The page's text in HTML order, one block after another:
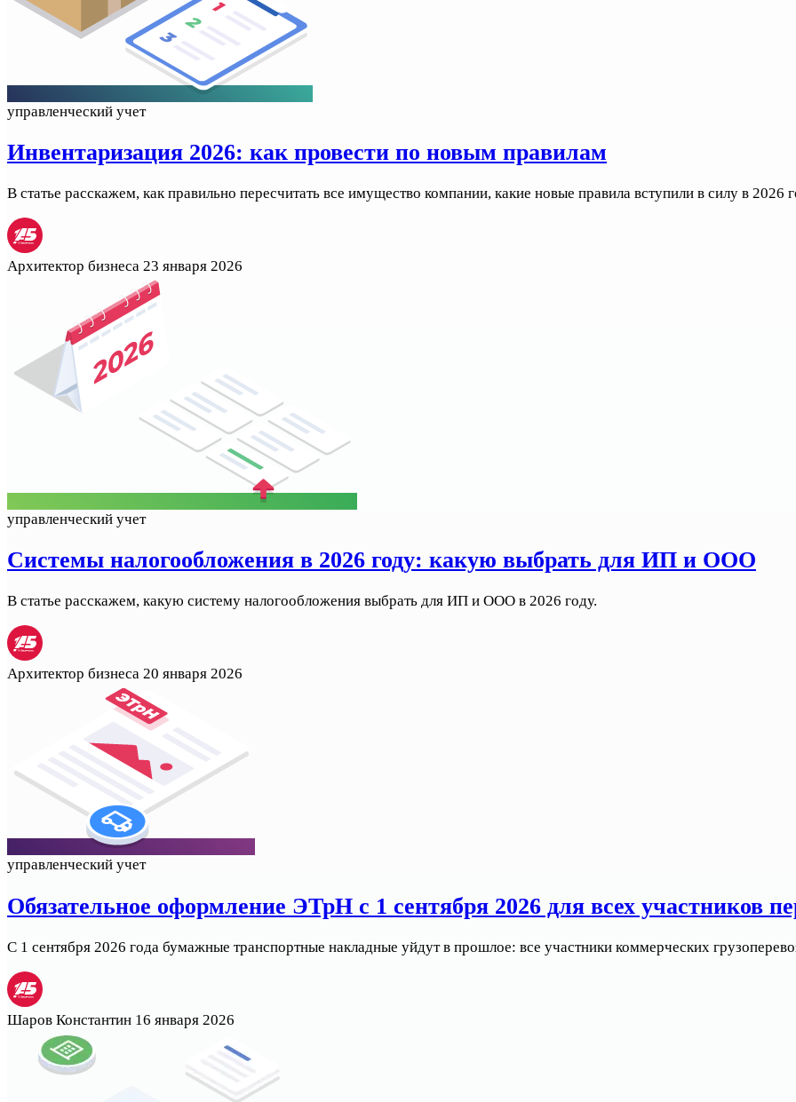
управленческий учет
Инвентаризация 2026: как провести по новым правилам
В статье расскажем, как правильно пересчитать все имущество компании, какие новые правила вступили в силу в 2026
Архитектор бизнеса 23 января 2026
управленческий учет
Системы налогообложения в 2026 году: какую выбрать для ИП и ООО
В статье расскажем, какую систему налогообложения выбрать для ИП и ООО в 2026 году.
Архитектор бизнеса 20 января 2026
управленческий учет
Обязательное оформление ЭТрН с 1 сентября 2026 для всех участников
С 1 сентября 2026 года бумажные транспортные накладные уйдут в прошлое: все участники коммерческих
Шаров Константин 16 января 2026